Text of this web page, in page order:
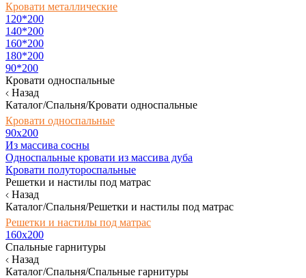
Кровати металлические
120*200
140*200
160*200
180*200
90*200
Кровати односпальные
Назад
Каталог/Спальня/Кровати односпальные
Кровати односпальные
90х200
Из массива сосны
Односпальные кровати из массива дуба
Кровати полутороспальные
Решетки и настилы под матрас
Назад
Каталог/Спальня/Решетки и настилы под матрас
Решетки и настилы под матрас
160х200
Спальные гарнитуры
Назад
Каталог/Спальня/Спальные гарнитуры